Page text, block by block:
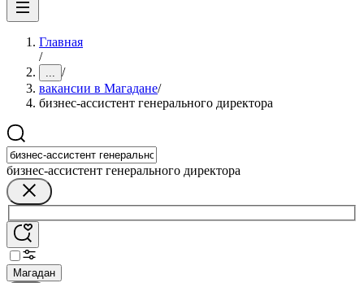
Главная
/
... /
вакансии в Магадане/
бизнес-ассистент генерального директора
бизнес-ассистент генерального директора
Магадан